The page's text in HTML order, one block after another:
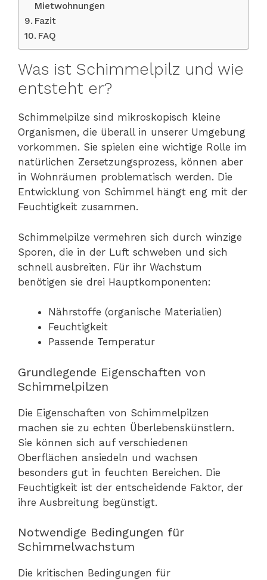
Mietwohnungen
Fazit
FAQ
Was ist Schimmelpilz und wie
entsteht er?
Schimmelpilze sind mikroskopisch kleine
Organismen, die überall in unserer Umgebung
vorkommen. Sie spielen eine wichtige Rolle im
natürlichen Zersetzungsprozess, können aber
in Wohnräumen problematisch werden. Die
Entwicklung von Schimmel hängt eng mit der
Feuchtigkeit zusammen.
Schimmelpilze vermehren sich durch winzige
Sporen, die in der Luft schweben und sich
schnell ausbreiten. Für ihr Wachstum
benötigen sie drei Hauptkomponenten:
Nährstoffe (organische Materialien)
Feuchtigkeit
Passende Temperatur
Grundlegende Eigenschaften von
Schimmelpilzen
Die Eigenschaften von Schimmelpilzen
machen sie zu echten Überlebenskünstlern.
Sie können sich auf verschiedenen
Oberflächen ansiedeln und wachsen
besonders gut in feuchten Bereichen. Die
Feuchtigkeit ist der entscheidende Faktor, der
ihre Ausbreitung begünstigt.
Notwendige Bedingungen für
Schimmelwachstum
Die kritischen Bedingungen für